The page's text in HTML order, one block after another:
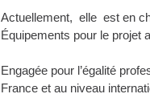
Actuellement, elle est en
Équipements pour le projet
Engagée pour l’égalité
France et au niveau